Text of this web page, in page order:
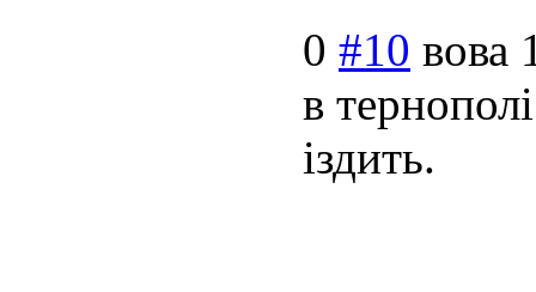
0 #10 вова
в
іздить.